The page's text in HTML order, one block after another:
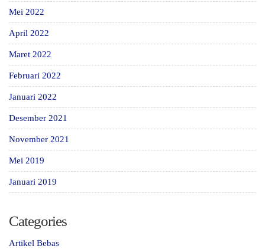
Mei 2022
April 2022
Maret 2022
Februari 2022
Januari 2022
Desember 2021
November 2021
Mei 2019
Januari 2019
Categories
Artikel Bebas